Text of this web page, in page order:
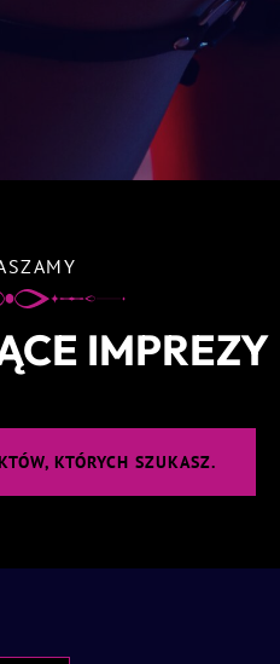
IMPREZY
KTÓRYCH SZUKASZ.